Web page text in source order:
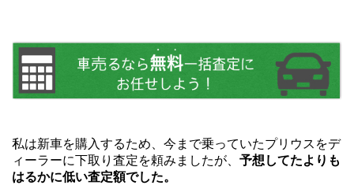
私は新車を購入するため、今まで乗っていたプリウスをデ
ィーラーに下取り査定を頼みましたが、 予想してたよりも
はるかに低い査定額でした。